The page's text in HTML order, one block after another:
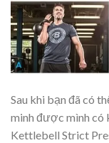
Sau khi bạn đã có
minh được mình có
Kettlebell Strict